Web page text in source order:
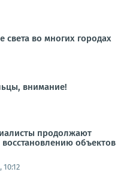
света во многих городах
внимание!
продолжают
объектов
10:12